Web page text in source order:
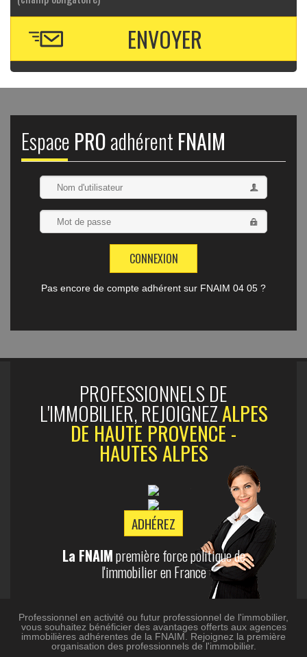
Espace PROadhérent FNAIM
Pas encore de compte adhérent sur FNAIM 04 05 ?
PROFESSIONNELS DE
L'IMMOBILIER, REJOIGNEZALPES
DE HAUTE PROVENCE -
HAUTES ALPES
ADHÉREZ
La FNAIMpremière force politique de
l'immobilier en France
Professionnel en activité ou futur professionnel de l'immobilier,
vous souhaitez bénéficier des avantages offerts aux agences
immobilières adhérentes de la FNAIM. Rejoignez la première
organisation des professionnels de l'immobilier.